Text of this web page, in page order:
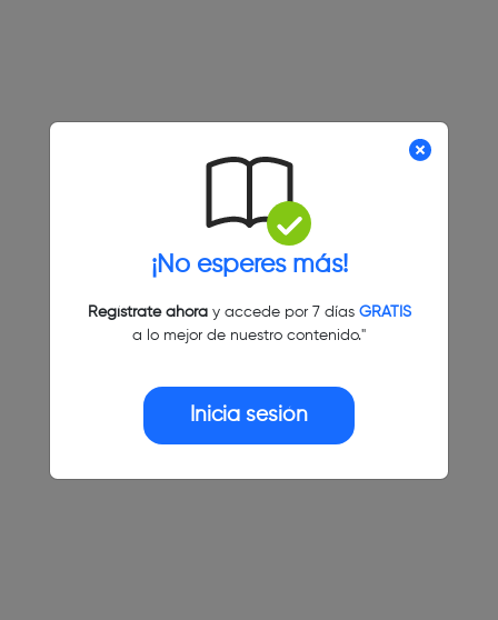
¡No esperes más!
Regístrate ahoray accede por 7 días GRATIS
a lo mejor de nuestro contenido."
Inicia sesión